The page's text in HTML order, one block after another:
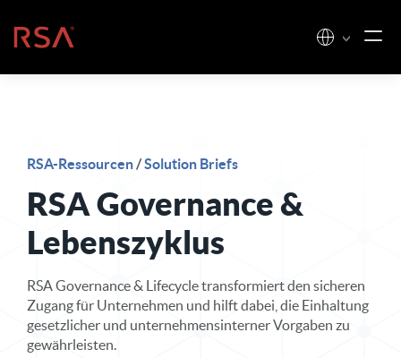
Startseite
RSA-Ressourcen/Solution Briefs
RSA Governance &
Lebenszyklus
RSA Governance & Lifecycle transformiert den sicheren
Zugang für Unternehmen und hilft dabei, die Einhaltung
gesetzlicher und unternehmensinterner Vorgaben zu
gewährleisten.